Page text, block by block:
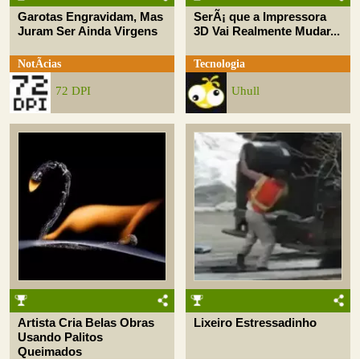
Garotas Engravidam, Mas
Juram Ser Ainda Virgens
NotÃ­cias
72 DPI
SerÃ¡ que a Impressora
3D Vai Realmente Mudar...
Tecnologia
Uhull
Artista Cria Belas Obras
Usando Palitos
Queimados
Lixeiro Estressadinho